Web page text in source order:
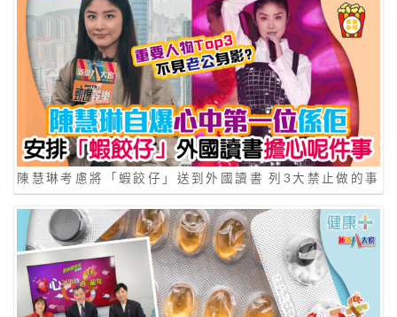
陳慧琳考慮將「蝦餃仔」送到外國讀書 列3大禁止做的事